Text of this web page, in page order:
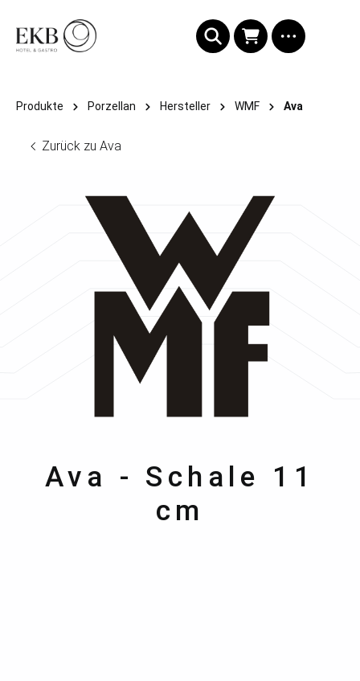
Produkte Porzellan Hersteller WMF Ava
Zurück zu Ava
WMF
Ava - Schale 11
cm